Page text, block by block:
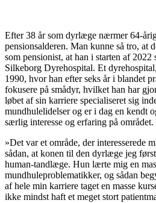
Efter 38 år som dyrlæge nærmer 64-
pensionsalderen. Man kunne så tro, at
som pensionist, at han i starten af 2022
Silkeborg Dyrehospital. Et
1990, hvor han efter seks år i blandet
fokusere på smådyr, hvilket han har
løbet af sin karriere specialiseret sig
mundhulelidelser og er i dag en kendt
særlig interesse og erfaring på området.
»Det var et område, der interesserede
sådan, at konen til den dyrlæge jeg
human-tandlæge. Hun lærte mig en
mundhuleproblematikker, og sådan
af hele min karriere taget en masse
ikke mindst haft et meget stort